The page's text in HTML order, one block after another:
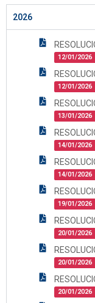
2026
12/01/2026
12/01/2026
13/01/2026
14/01/2026
14/01/2026
19/01/2026
20/01/2026
20/01/2026
20/01/2026